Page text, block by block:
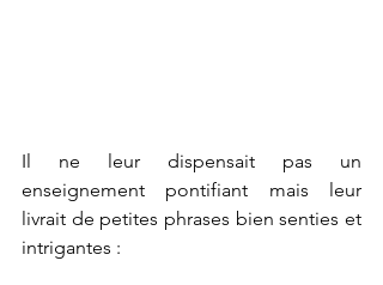
Il ne leur dispensait pas un
enseignement pontifiant mais leur
livrait de petites phrases bien senties et
intrigantes :